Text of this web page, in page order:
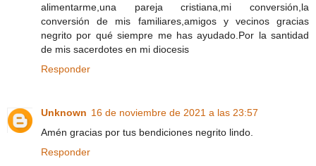
alimentarme,una pareja cristiana,mi conversión,la
conversión de mis familiares,amigos y vecinos gracias
negrito por qué siempre me has ayudado.Por la santidad
de mis sacerdotes en mi diocesis
Responder
Unknown 16 de noviembre de 2021 a las 23:57
Amén gracias por tus bendiciones negrito lindo.
Responder